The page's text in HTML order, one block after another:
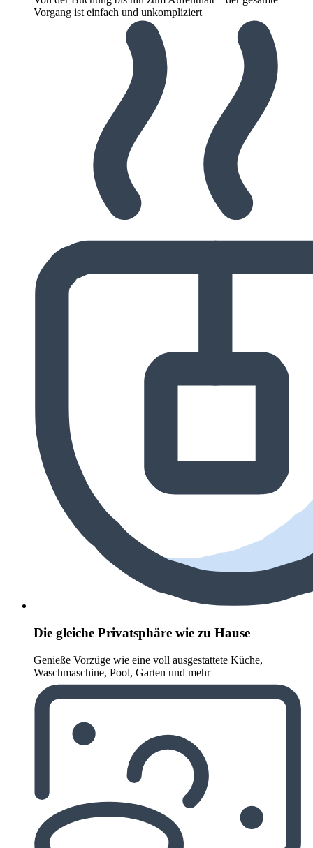
Vorgang ist einfach und unkompliziert
Die gleiche Privatsphäre wie zu Hause
Genieße Vorzüge wie eine voll ausgestattete Küche,
Waschmaschine, Pool, Garten und mehr